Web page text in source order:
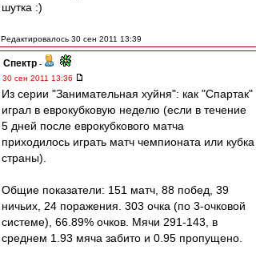
шутка :)
Редактировалось 30 сен 2011 13:39
Спектр -
30 сен 2011 13:36
Из серии "Занимательная хуйня": как "Спартак"
играл в еврокубковую неделю (если в течение
5 дней после еврокубкового матча
приходилось играть матч чемпионата или кубка
страны).
Общие показатели: 151 матч, 88 побед, 39
ничьих, 24 поражения. 303 очка (по 3-очковой
системе), 66.89% очков. Мячи 291-143, в
среднем 1.93 мяча забито и 0.95 пропущено.